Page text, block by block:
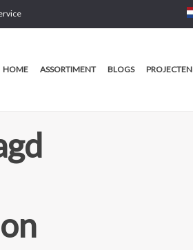
HOME ASSORTIMENT BLOGS PROJECTEN